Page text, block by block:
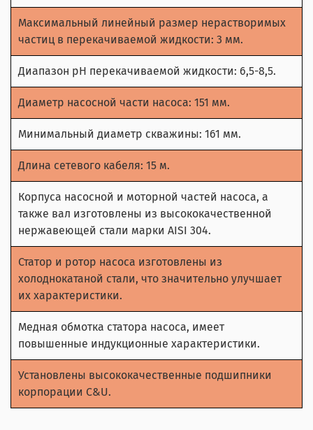
Максимальный линейный размер нерастворимых
частиц в перекачиваемой жидкости: 3 мм.
Диапазон рН перекачиваемой жидкости: 6,5-8,5.
Диаметр насосной части насоса: 151 мм.
Минимальный диаметр скважины: 161 мм.
Длина сетевого кабеля: 15 м.
Корпуса насосной и моторной частей насоса, а
также вал изготовлены из высококачественной
нержавеющей стали марки AISI 304.
Статор и ротор насоса изготовлены из
холоднокатаной стали, что значительно улучшает
их характеристики.
Медная обмотка статора насоса, имеет
повышенные индукционные характеристики.
Установлены высококачественные подшипники
корпорации C&U.